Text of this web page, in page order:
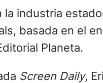
la industria
basada en el
Planeta.
Screen Daily,